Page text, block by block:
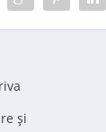
și